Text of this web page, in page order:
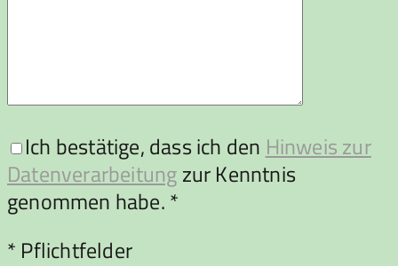
Ich bestätige, dass ich den Hinweis zur
Datenverarbeitungzur Kenntnis
genommen habe. *
Bitte lasse dieses Feld leer.
* Pflichtfelder